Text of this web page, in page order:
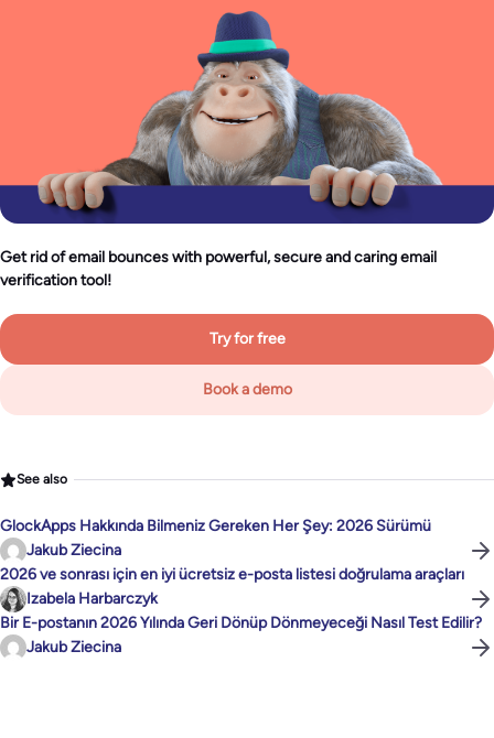
Get rid of email bounces with powerful, secure and caring email
verification tool!
Try for free
Book a demo
See also
GlockApps Hakkında Bilmeniz Gereken Her Şey: 2026 Sürümü
Jakub Ziecina
2026 ve sonrası için en iyi ücretsiz e-posta listesi doğrulama araçları
Izabela Harbarczyk
Bir E-postanın 2026 Yılında Geri Dönüp Dönmeyeceği Nasıl Test Edilir?
Jakub Ziecina